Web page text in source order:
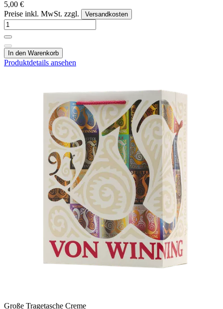
5,00 €
Preise inkl. MwSt. zzgl.
Versandkosten
In den Warenkorb
Produktdetails ansehen
Große Tragetasche Creme